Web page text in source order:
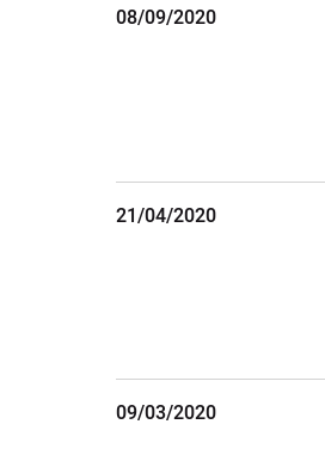
08/09/2020
21/04/2020
09/03/2020